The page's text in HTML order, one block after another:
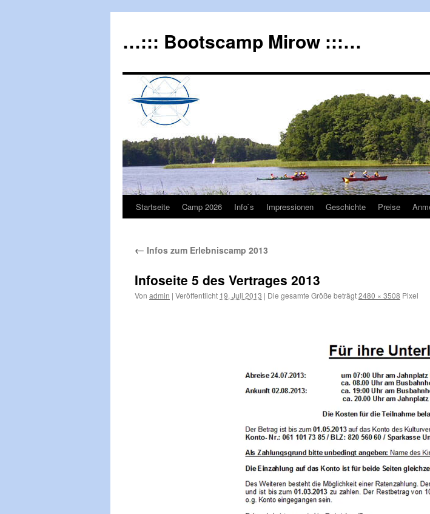
…::: Bootscamp Mirow :::…
Startseite Camp 2026 Info`s Impressionen Geschichte Preise
← Infos zum Erlebniscamp 2013
Infoseite 5 des Vertrages 2013
Von admin | Veröffentlicht 19. Juli 2013 | Die gesamte Größe beträgt2480 × 3508 Pixel